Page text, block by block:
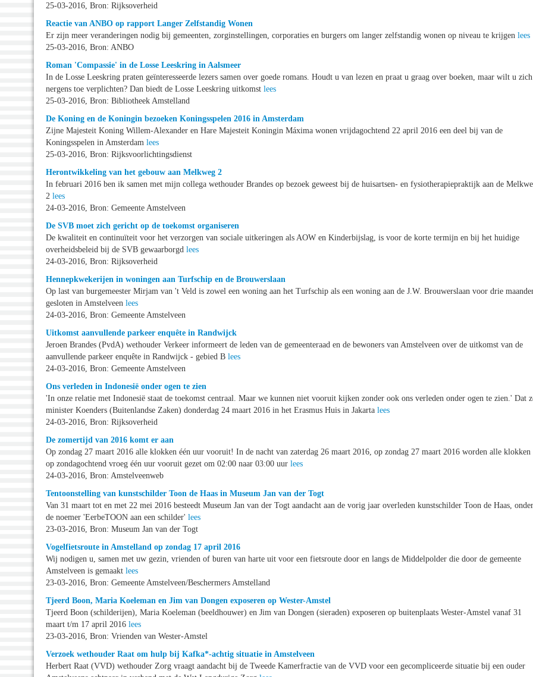
25-03-2016, Bron: Rijksoverheid
Reactie van ANBO op rapport Langer Zelfstandig Wonen
Er zijn meer veranderingen nodig bij gemeenten, zorginstellingen, corporaties en burgers om langer zelfstandig wonen op niveau te krijgen lees
25-03-2016, Bron: ANBO
Roman 'Compassie' in de Losse Leeskring in Aalsmeer
In de Losse Leeskring praten geïnteresseerde lezers samen over goede romans. Houdt u van lezen en praat u graag over boeken, maar wilt u zich
nergens toe verplichten? Dan biedt de Losse Leeskring uitkomst lees
25-03-2016, Bron: Bibliotheek Amstelland
De Koning en de Koningin bezoeken Koningsspelen 2016 in Amsterdam
Zijne Majesteit Koning Willem-Alexander en Hare Majesteit Koningin Máxima wonen vrijdagochtend 22 april 2016 een deel bij van de
Koningsspelen in Amsterdam lees
25-03-2016, Bron: Rijksvoorlichtingsdienst
Herontwikkeling van het gebouw aan Melkweg 2
In februari 2016 ben ik samen met mijn collega wethouder Brandes op bezoek geweest bij de huisartsen- en fysiotherapiepraktijk aan de
2 lees
24-03-2016, Bron: Gemeente Amstelveen
De SVB moet zich gericht op de toekomst organiseren
De kwaliteit en continuïteit voor het verzorgen van sociale uitkeringen als AOW en Kinderbijslag, is voor de korte termijn en bij het huidige
overheidsbeleid bij de SVB gewaarborgd lees
24-03-2016, Bron: Rijksoverheid
Hennepkwekerijen in woningen aan Turfschip en de Brouwerslaan
Op last van burgemeester Mirjam van 't Veld is zowel een woning aan het Turfschip als een woning aan de J.W. Brouwerslaan voor drie
gesloten in Amstelveen lees
24-03-2016, Bron: Gemeente Amstelveen
Uitkomst aanvullende parkeer enquête in Randwijck
Jeroen Brandes (PvdA) wethouder Verkeer informeert de leden van de gemeenteraad en de bewoners van Amstelveen over de uitkomst van de
aanvullende parkeer enquête in Randwijck - gebied B lees
24-03-2016, Bron: Gemeente Amstelveen
Ons verleden in Indonesië onder ogen te zien
'In onze relatie met Indonesië staat de toekomst centraal. Maar we kunnen niet vooruit kijken zonder ook ons verleden onder ogen te zien.' Dat
minister Koenders (Buitenlandse Zaken) donderdag 24 maart 2016 in het Erasmus Huis in Jakarta lees
24-03-2016, Bron: Rijksoverheid
De zomertijd van 2016 komt er aan
Op zondag 27 maart 2016 alle klokken één uur vooruit! In de nacht van zaterdag 26 maart 2016, op zondag 27 maart 2016 worden alle klokken
op zondagochtend vroeg één uur vooruit gezet om 02:00 naar 03:00 uur lees
24-03-2016, Bron: Amstelveenweb
Tentoonstelling van kunstschilder Toon de Haas in Museum Jan van der Togt
Van 31 maart tot en met 22 mei 2016 besteedt Museum Jan van der Togt aandacht aan de vorig jaar overleden kunstschilder Toon de Haas, onder
de noemer 'EerbeTOON aan een schilder' lees
23-03-2016, Bron: Museum Jan van der Togt
Vogelfietsroute in Amstelland op zondag 17 april 2016
Wij nodigen u, samen met uw gezin, vrienden of buren van harte uit voor een fietsroute door en langs de Middelpolder die door de gemeente
Amstelveen is gemaakt lees
23-03-2016, Bron: Gemeente Amstelveen/Beschermers Amstelland
Tjeerd Boon, Maria Koeleman en Jim van Dongen exposeren op Wester-Amstel
Tjeerd Boon (schilderijen), Maria Koeleman (beeldhouwer) en Jim van Dongen (sieraden) exposeren op buitenplaats Wester-Amstel vanaf 31
maart t/m 17 april 2016 lees
23-03-2016, Bron: Vrienden van Wester-Amstel
Verzoek wethouder Raat om hulp bij Kafka*-achtig situatie in Amstelveen
Herbert Raat (VVD) wethouder Zorg vraagt aandacht bij de Tweede Kamerfractie van de VVD voor een gecompliceerde situatie bij een ouder